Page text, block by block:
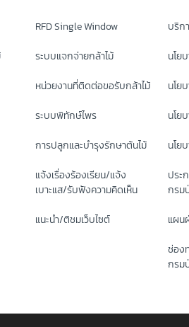
RFD Single Window
ระบบแจกจ่ายกล้าไม้
หน่วยงานที่ติดต่อขอรับกล้าไม้
ระบบพิทักษ์ไพร
การปลูกและบำรุงรักษาต้นไม้
แจ้งเรื่องร้องเรียน/แจ้ง
เบาะแส/รับฟังความคิดเห็น
แนะนำ/ติชมเว็บไซต์
บริก
นโย
นโย
นโย
นโย
ประ
กรม
แผน
ช่อง
กรม